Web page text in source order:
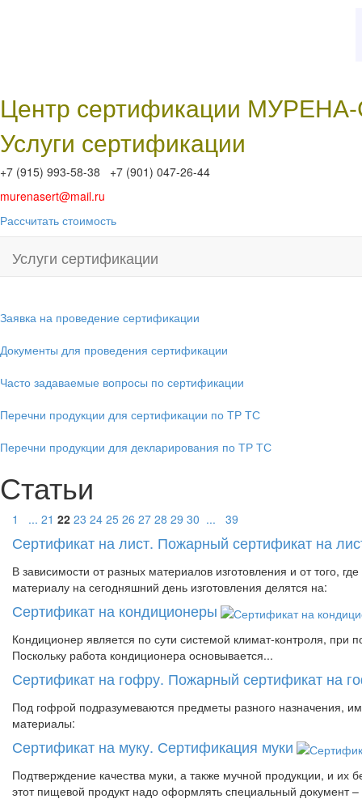
Центр сертификации
Услуги сертификации
+7 (915) 993-58-38 +7 (901) 047-26-44
murenasert@mail.ru
Рассчитать стоимость
Услуги сертификации
Заявка на проведение сертификации
Документы для проведения сертификации
Часто задаваемые вопросы по сертификации
Перечни продукции для сертификации по ТР ТС
Перечни продукции для декларирования по ТР ТС
Статьи
1 ... 21 22 23 24 25 26 27 28 29 30 ... 39
Сертификат на лист. Пожарный сертификат на
В зависимости от разных материалов изготовления и от того,
материалу на сегодняшний день изготовления делятся на:
Сертификат на кондиционеры
Кондиционер является по сути системой климат-контроля,
Поскольку работа кондиционера основывается...
Сертификат на гофру. Пожарный сертификат на
Под гофрой подразумеваются предметы разного назначения,
материалы:
Сертификат на муку. Сертификация муки
Подтверждение качества муки, а также мучной продукции, и
этот пищевой продукт надо оформлять специальный документ